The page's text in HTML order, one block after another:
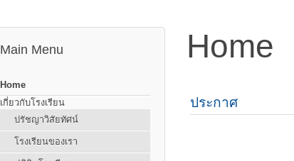
Main Menu
Home
เกี่ยวกับโรงเรียน
ปรัชญาวิสัยทัศน์
โรงเรียนของเรา
Home
ประกาศ